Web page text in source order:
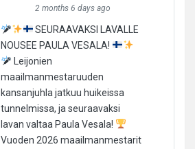
2 months 6 days ago
SEURAAVAKSI LAVALLE
NOUSEE PAULA VESALA!
Leijonien
maailmanmestaruuden
kansanjuhla jatkuu huikeissa
tunnelmissa, ja seuraavaksi
lavan valtaa Paula Vesala!
Vuoden 2026 maailmanmestarit